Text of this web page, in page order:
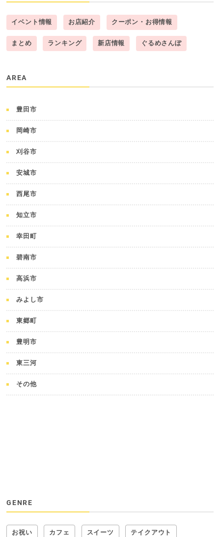
イベント情報 お店紹介 クーポン・お得情報
まとめ ランキング 新店情報 ぐるめさんぽ
AREA
豊田市
岡崎市
刈谷市
安城市
西尾市
知立市
幸田町
碧南市
高浜市
みよし市
東郷町
豊明市
東三河
その他
GENRE
お祝い カフェ スイーツ テイクアウト